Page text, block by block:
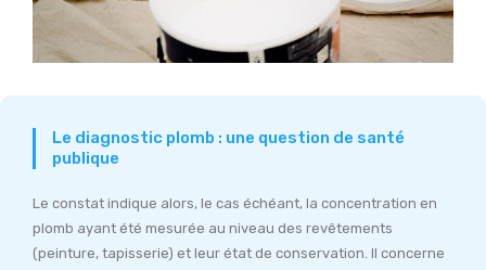
Le diagnostic plomb : une question de santé
publique
Le constat indique alors, le cas échéant, la concentration en
plomb ayant été mesurée au niveau des revêtements
(peinture, tapisserie) et leur état de conservation. Il concerne